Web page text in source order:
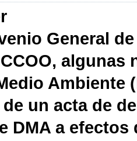
General
algunas
Ambiente
un acta de
DMA a